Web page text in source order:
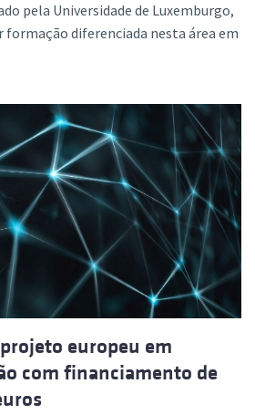
pela Universidade de Luxemburgo,
diferenciada nesta área em
europeu em
com financiamento de